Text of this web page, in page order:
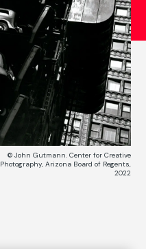
© John Gutmann. Center for Creative
Photography, Arizona Board of Regents,
2022